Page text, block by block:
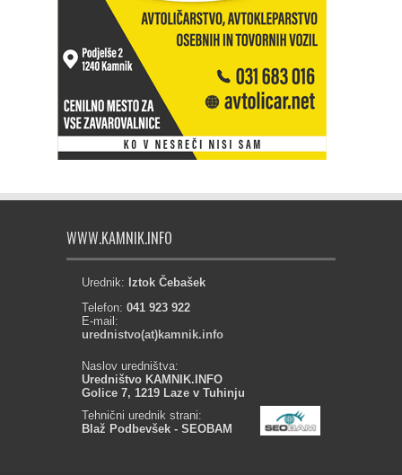
WWW.KAMNIK.INFO
Urednik: Iztok Čebašek
Telefon: 041 923 922
E-mail:
urednistvo(at)kamnik.info
Naslov uredništva:
Uredništvo KAMNIK.INFO
Golice 7, 1219 Laze v Tuhinju
Tehnični urednik strani:
Blaž Podbevšek - SEOBAM